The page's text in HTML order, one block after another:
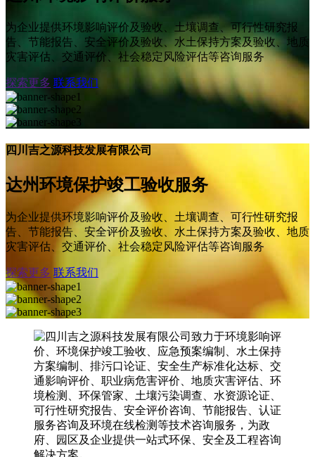
为企业提供环境影响评价及验收、土壤调查、可行性研究报
告、节能报告、安全评价及验收、水土保持方案及验收、地质
灾害评估、交通评价、社会稳定风险评估等咨询服务
探索更多 联系我们
四川吉之源科技发展有限公司
达州环境保护竣工验收服务
为企业提供环境影响评价及验收、土壤调查、可行性研究报
告、节能报告、安全评价及验收、水土保持方案及验收、地质
灾害评估、交通评价、社会稳定风险评估等咨询服务
探索更多 联系我们